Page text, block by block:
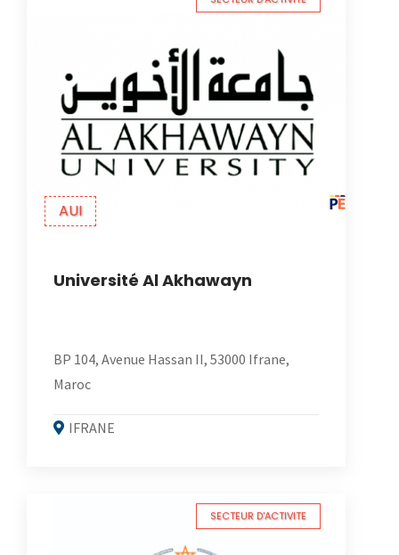
AUI
Université Al Akhawayn
BP 104, Avenue Hassan II, 53000 Ifrane,
Maroc
IFRANE
SECTEUR D'ACTIVITE